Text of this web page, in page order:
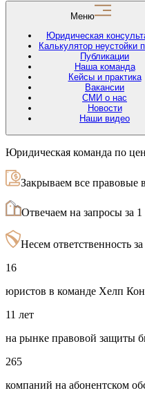
Меню
Юридическая
Калькулятор неустойки
Публикации
Наша команда
Кейсы и практика
Вакансии
СМИ о нас
Новости
Наши видео
Юридическая команда по
Закрываем все правовые
Отвечаем на запросы за 1
Несем ответственность
16
юристов в команде Хелп
11 лет
на рынке правовой защиты
265
компаний на абонентском